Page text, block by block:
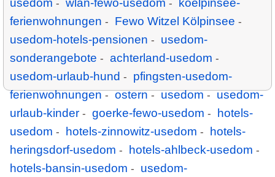
usedom - wlan-fewo-usedom -
koelpinsee-
ferienwohnungen - Fewo Witzel Kölpinsee -
usedom-hotels-pensionen - usedom-
sonderangebote - achterland-usedom -
usedom-urlaub-hund - pfingsten-usedom-
ferienwohnungen - ostern - usedom - usedom-
urlaub-kinder - goerke-fewo-usedom -
hotels-
usedom - hotels-zinnowitz-usedom -
hotels-
heringsdorf-usedom - hotels-ahlbeck-usedom -
hotels-bansin-usedom - usedom-